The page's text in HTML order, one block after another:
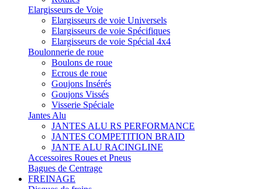
Elargisseurs de Voie
Elargisseurs de voie Universels
Elargisseurs de voie Spécifiques
Elargisseurs de voie Spécial 4x4
Boulonnerie de roue
Boulons de roue
Ecrous de roue
Goujons Insérés
Goujons Vissés
Visserie Spéciale
Jantes Alu
JANTES ALU RS PERFORMANCE
JANTES COMPETITION BRAID
JANTE ALU RACINGLINE
Accessoires Roues et Pneus
Bagues de Centrage
FREINAGE